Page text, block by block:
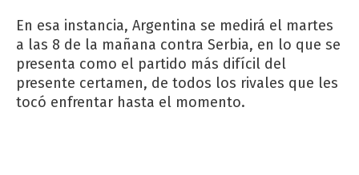
En esa instancia, Argentina se medirá el martes
a las 8 de la mañana contra Serbia, en lo que se
presenta como el partido más difícil del
presente certamen, de todos los rivales que les
tocó enfrentar hasta el momento.